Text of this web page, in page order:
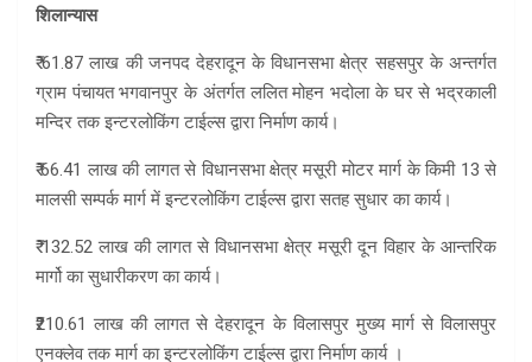
शिलान्यास
₹ 61.87 लाख की जनपद देहरादून के विधानसभा क्षेत्र सहसपुर के अन्तर्गत
ग्राम पंचायत भगवानपुर के अंतर्गत ललित मोहन भदोला के घर से भद्रकाली
मन्दिर तक इन्टरलोकिंग टाईल्स द्वारा निर्माण कार्य।
₹ 66.41 लाख की लागत से विधानसभा क्षेत्र मसूरी मोटर मार्ग के किमी 13 से
मालसी सम्पर्क मार्ग में इन्टरलोकिंग टाईल्स द्वारा सतह सुधार का कार्य।
₹ 132.52 लाख की लागत से विधानसभा क्षेत्र मसूरी दून विहार के आन्तरिक
मार्गो का सुधारीकरण का कार्य।
₹210.61 लाख की लागत से देहरादून के विलासपुर मुख्य मार्ग से विलासपुर
एनक्लेव तक मार्ग का इन्टरलोकिंग टाईल्स द्वारा निर्माण कार्य ।